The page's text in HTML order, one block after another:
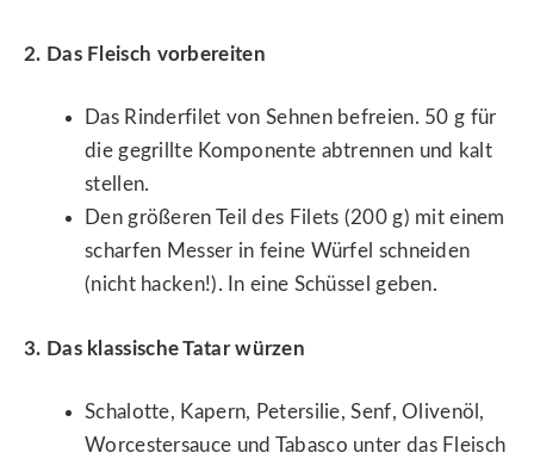
2. Das Fleisch vorbereiten
Das Rinderfilet von Sehnen befreien. 50 g für
die gegrillte Komponente abtrennen und kalt
stellen.
Den größeren Teil des Filets (200 g) mit einem
scharfen Messer in feine Würfel schneiden
(nicht hacken!). In eine Schüssel geben.
3. Das klassische Tatar würzen
Schalotte, Kapern, Petersilie, Senf, Olivenöl,
Worcestersauce und Tabasco unter das Fleisch